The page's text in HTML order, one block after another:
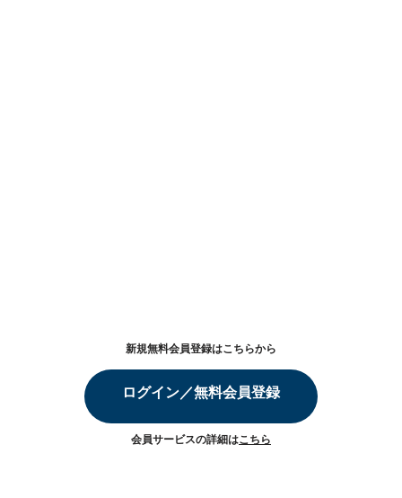
新規無料会員登録はこちらから
ログイン／無料会員登録
会員サービスの詳細はこちら